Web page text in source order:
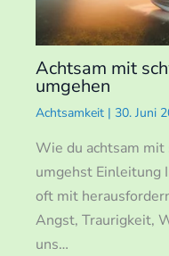
Achtsam mit
umgehen
Achtsamkeit | 30. Juni
Wie du achtsam
umgehst Einleitung
oft mit
Angst, Traurigkeit,
uns…